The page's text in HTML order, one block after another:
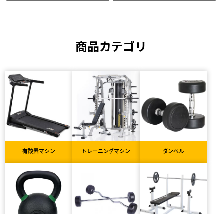
商品カテゴリ
有酸素マシン トレーニングマシン ダンベル